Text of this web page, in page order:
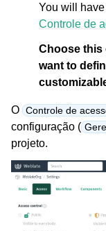
You will
Controle de
Choose this
want to
O Controle de
configuração (
projeto.